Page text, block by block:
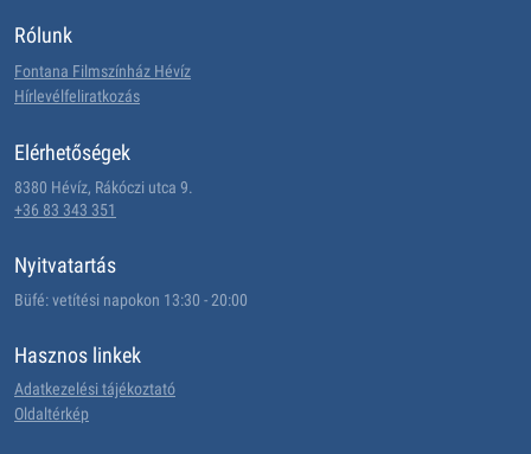
Rólunk
Fontana Filmszínház Hévíz
Hírlevélfeliratkozás
Elérhetőségek
8380 Hévíz, Rákóczi utca 9.
+36 83 343 351
Nyitvatartás
Büfé: vetítési napokon 13:30 - 20:00
Hasznos linkek
Adatkezelési tájékoztató
Oldaltérkép